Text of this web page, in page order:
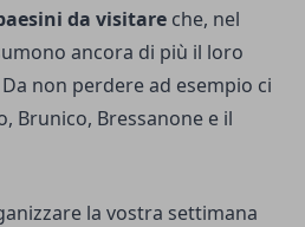
da visitare che, nel
ancora di più il loro
non perdere ad esempio ci
Brunico, Bressanone e il
la vostra settimana